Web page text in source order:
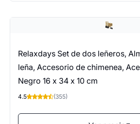
Relaxdays Set de dos leñeros,
leña, Accesorio de chimenea,
Negro 16 x 34 x 10 cm
4.5 (355)